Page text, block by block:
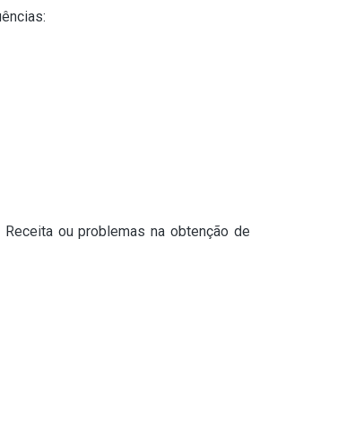
ou problemas na obtenção de